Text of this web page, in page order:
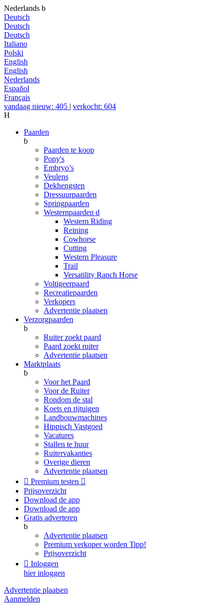
Nederlands b
Deutsch
Deutsch
Deutsch
Italiano
Polski
English
English
Nederlands
Español
Français
vandaag nieuw: 405 | verkocht: 604
H
Paarden
b
Paarden te koop
Pony's
Embryo’s
Veulens
Dekhengsten
Dressuurpaarden
Springpaarden
Westernpaarden d
Western Riding
Reining
Cowhorse
Cutting
Western Pleasure
Trail
Versatility Ranch Horse
Voltigeerpaard
Recreatiepaarden
Verkopers
Advertentie plaatsen
Verzorgpaarden
b
Ruiter zoekt paard
Paard zoekt ruiter
Advertentie plaatsen
Marktplaats
b
Voor het Paard
Voor de Ruiter
Rondom de stal
Koets en rijtuigen
Landbouwmachines
Hippisch Vastgoed
Vacatures
Stallen te huur
Ruitervakanties
Overige dieren
Advertentie plaatsen
 Premium testen 
Prijsoverzicht
Download de app
Download de app
Gratis adverteren
b
Advertentie plaatsen
Premium verkoper worden Tipp!
Prijsoverzicht
 Inloggen
hier inloggen
Advertentie plaatsen
Aanmelden